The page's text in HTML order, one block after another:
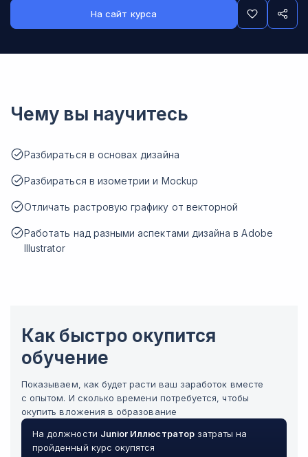
На сайт курса
Чему вы научитесь
Разбираться в основах дизайна
Разбираться в изометрии и Mockup
Отличать растровую графику от векторной
Работать над разными аспектами дизайна в Adobe
Illustrator
Как быстро окупится
обучение
Показываем, как будет расти ваш заработок вместе
с опытом. И сколько времени потребуется, чтобы
окупить вложения в образование
На должности Junior Иллюстраторзатраты на
пройденный курс окупятся